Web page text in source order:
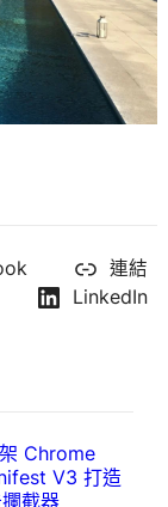
連結
LinkedIn
Chrome
V3 打造
截器